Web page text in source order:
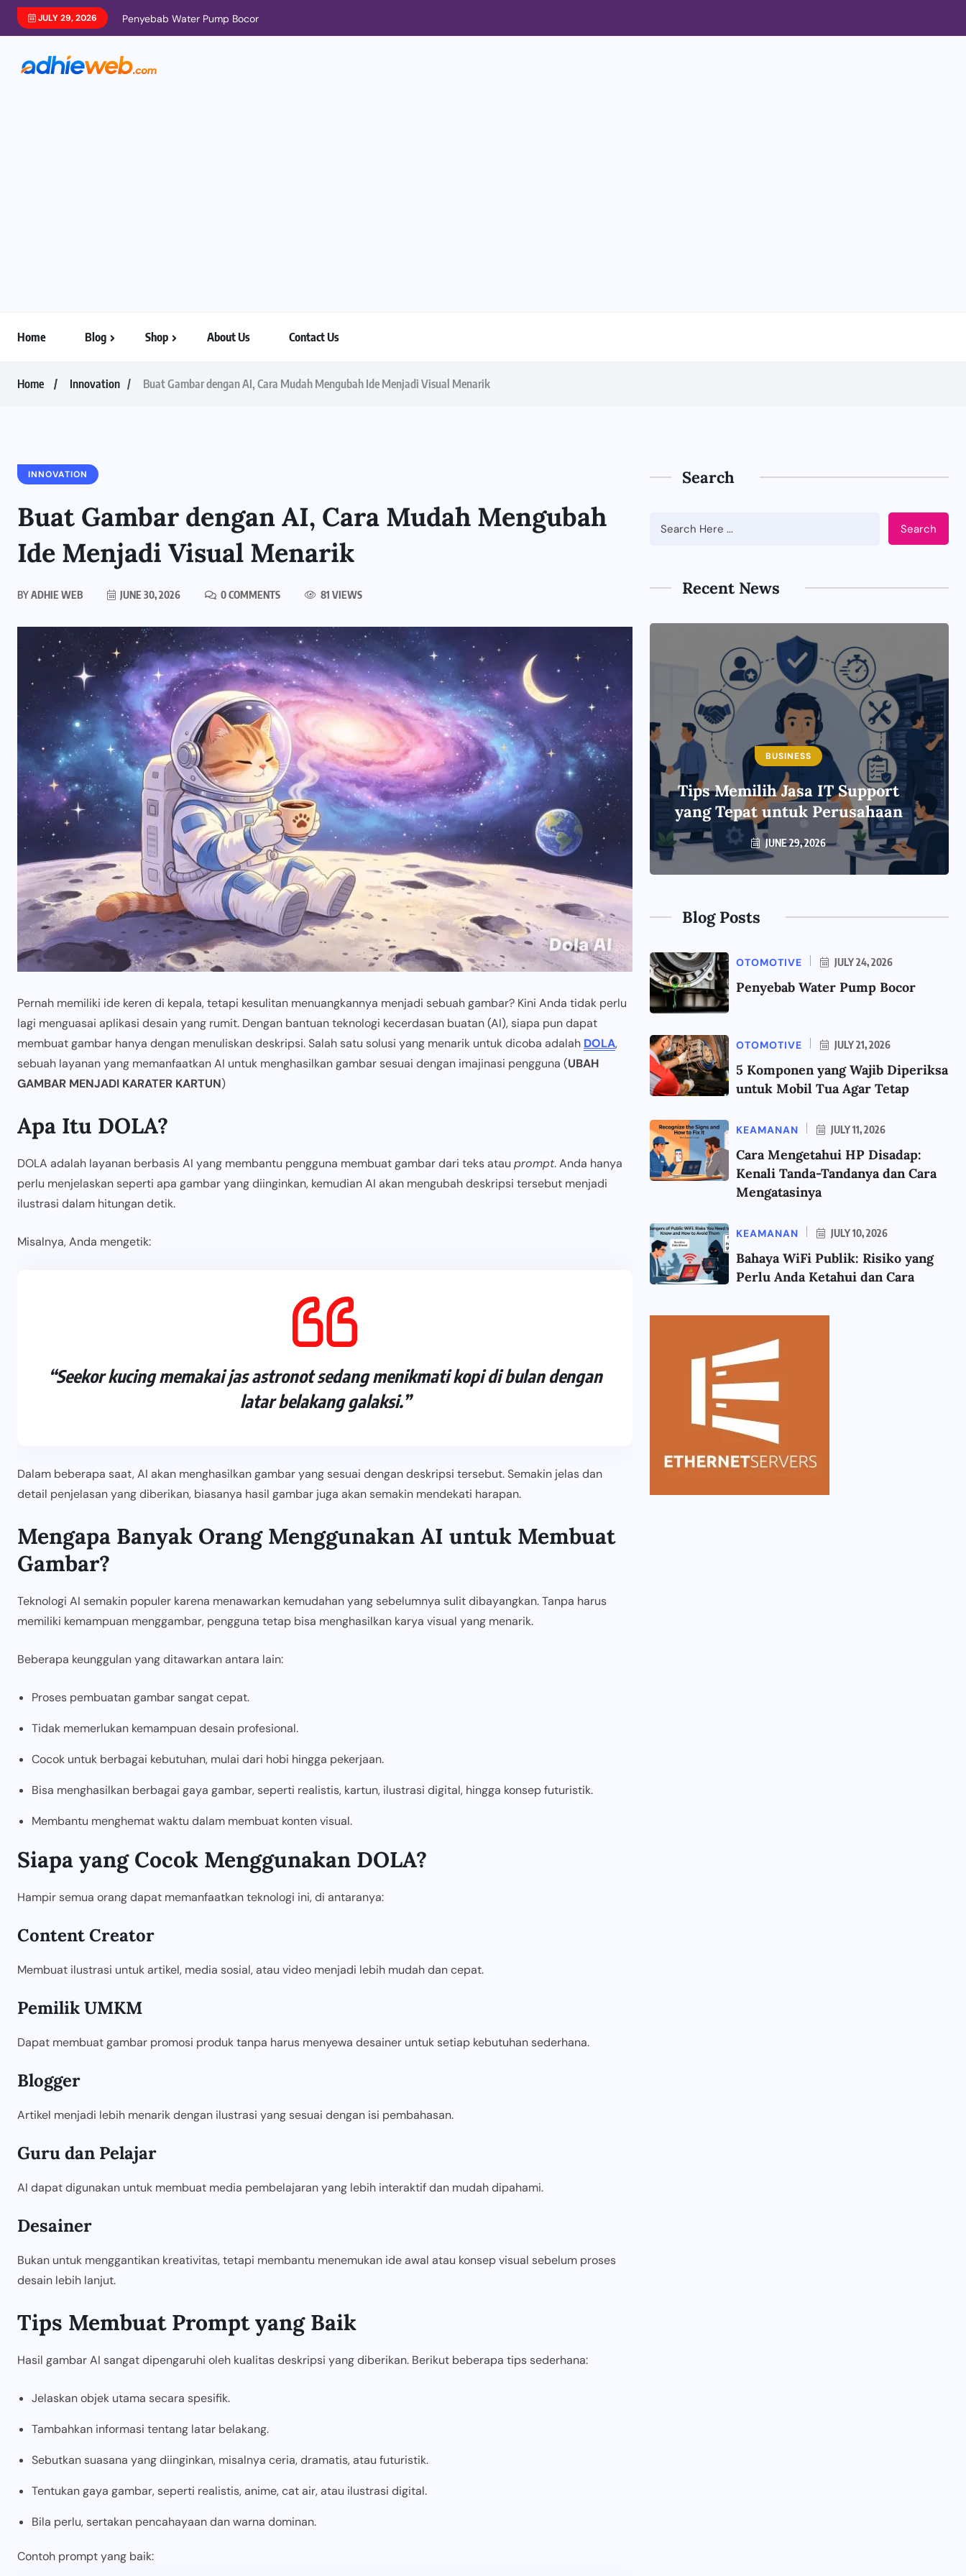
JULY 29, 2026 Penyebab Water Pump Bocor
Home Blog Shop About Us Contact Us
Home Innovation Buat Gambar dengan AI, Cara Mudah Mengubah Ide Menjadi Visual Menarik
INNOVATION
Buat Gambar dengan AI, Cara Mudah Mengubah
Ide Menjadi Visual Menarik
BYADHIE WEB JUNE 30, 2026 0 COMMENTS 81 VIEWS
Pernah memiliki ide keren di kepala, tetapi kesulitan menuangkannya menjadi sebuah gambar? Kini Anda tidak perlu
lagi menguasai aplikasi desain yang rumit. Dengan bantuan teknologi kecerdasan buatan (AI), siapa pun dapat
membuat gambar hanya dengan menuliskan deskripsi. Salah satu solusi yang menarik untuk dicoba adalah DOLA,
sebuah layanan yang memanfaatkan AI untuk menghasilkan gambar sesuai dengan imajinasi pengguna (UBAH
GAMBAR MENJADI KARATER KARTUN)
Apa Itu DOLA?
DOLA adalah layanan berbasis AI yang membantu pengguna membuat gambar dari teks atau prompt. Anda hanya
perlu menjelaskan seperti apa gambar yang diinginkan, kemudian AI akan mengubah deskripsi tersebut menjadi
ilustrasi dalam hitungan detik.
Misalnya, Anda mengetik:
“Seekor kucing memakai jas astronot sedang menikmati kopi di bulan dengan
latar belakang galaksi.”
Dalam beberapa saat, AI akan menghasilkan gambar yang sesuai dengan deskripsi tersebut. Semakin jelas dan
detail penjelasan yang diberikan, biasanya hasil gambar juga akan semakin mendekati harapan.
Mengapa Banyak Orang Menggunakan AI untuk Membuat
Gambar?
Teknologi AI semakin populer karena menawarkan kemudahan yang sebelumnya sulit dibayangkan. Tanpa harus
memiliki kemampuan menggambar, pengguna tetap bisa menghasilkan karya visual yang menarik.
Beberapa keunggulan yang ditawarkan antara lain:
Proses pembuatan gambar sangat cepat.
Tidak memerlukan kemampuan desain profesional.
Cocok untuk berbagai kebutuhan, mulai dari hobi hingga pekerjaan.
Bisa menghasilkan berbagai gaya gambar, seperti realistis, kartun, ilustrasi digital, hingga konsep futuristik.
Membantu menghemat waktu dalam membuat konten visual.
Siapa yang Cocok Menggunakan DOLA?
Hampir semua orang dapat memanfaatkan teknologi ini, di antaranya:
Content Creator
Membuat ilustrasi untuk artikel, media sosial, atau video menjadi lebih mudah dan cepat.
Pemilik UMKM
Dapat membuat gambar promosi produk tanpa harus menyewa desainer untuk setiap kebutuhan sederhana.
Blogger
Artikel menjadi lebih menarik dengan ilustrasi yang sesuai dengan isi pembahasan.
Guru dan Pelajar
AI dapat digunakan untuk membuat media pembelajaran yang lebih interaktif dan mudah dipahami.
Desainer
Bukan untuk menggantikan kreativitas, tetapi membantu menemukan ide awal atau konsep visual sebelum proses
desain lebih lanjut.
Tips Membuat Prompt yang Baik
Hasil gambar AI sangat dipengaruhi oleh kualitas deskripsi yang diberikan. Berikut beberapa tips sederhana:
Jelaskan objek utama secara spesifik.
Tambahkan informasi tentang latar belakang.
Sebutkan suasana yang diinginkan, misalnya ceria, dramatis, atau futuristik.
Tentukan gaya gambar, seperti realistis, anime, cat air, atau ilustrasi digital.
Bila perlu, sertakan pencahayaan dan warna dominan.
Contoh prompt yang baik:
Search
Search
Recent News
BUSINESS
Tips Memilih Jasa IT Support
yang Tepat untuk Perusahaan
JUNE 29, 2026
Blog Posts
OTOMOTIVE JULY 24, 2026
Penyebab Water Pump Bocor
OTOMOTIVE JULY 21, 2026
5 Komponen yang Wajib Diperiksa
untuk Mobil Tua Agar Tetap
KEAMANAN JULY 11, 2026
Cara Mengetahui HP Disadap:
Kenali Tanda-Tandanya dan Cara
Mengatasinya
KEAMANAN JULY 10, 2026
Bahaya WiFi Publik: Risiko yang
Perlu Anda Ketahui dan Cara